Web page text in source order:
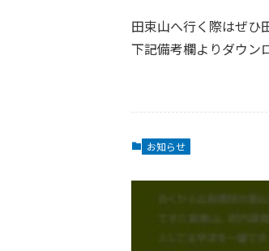
田束山へ行く際はぜひ
下記備考欄よりダウン
お知らせ